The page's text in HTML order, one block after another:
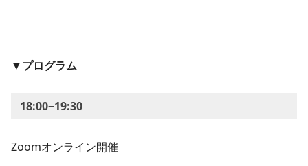
▼プログラム
18:00−19:30
Zoomオンライン開催